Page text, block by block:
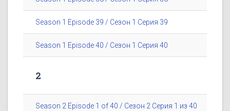
Season 1 Episode 39 / Сезон 1 Серия 39
Season 1 Episode 40 / Сезон 1 Серия 40
2
Season 2 Episode 1 of 40 / Сезон 2 Серия 1 из 40